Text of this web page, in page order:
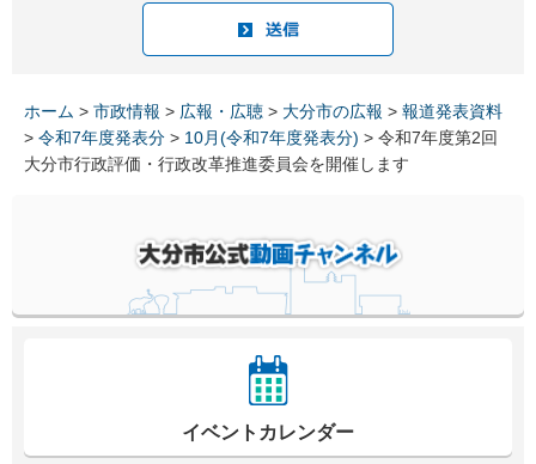
ホーム > 市政情報 > 広報・広聴 > 大分市の広報 > 報道発表資料
> 令和7年度発表分 > 10月(令和7年度発表分) > 令和7年度第2回
大分市行政評価・行政改革推進委員会を開催します
イベントカレンダー